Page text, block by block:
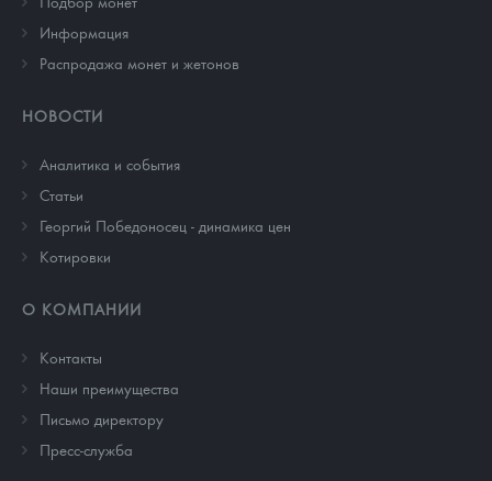
Информация
Распродажа монет и жетонов
НОВОСТИ
Аналитика и события
Cтатьи
Георгий Победоносец - динамика цен
Котировки
О КОМПАНИИ
Контакты
Наши преимущества
Письмо директору
Пресс-служба